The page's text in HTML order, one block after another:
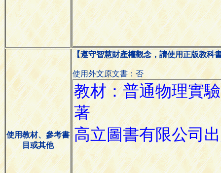
使用教材、參考書
目或其他
【遵守智慧財產權觀念，請使用正版教科
使用外文原文書：否